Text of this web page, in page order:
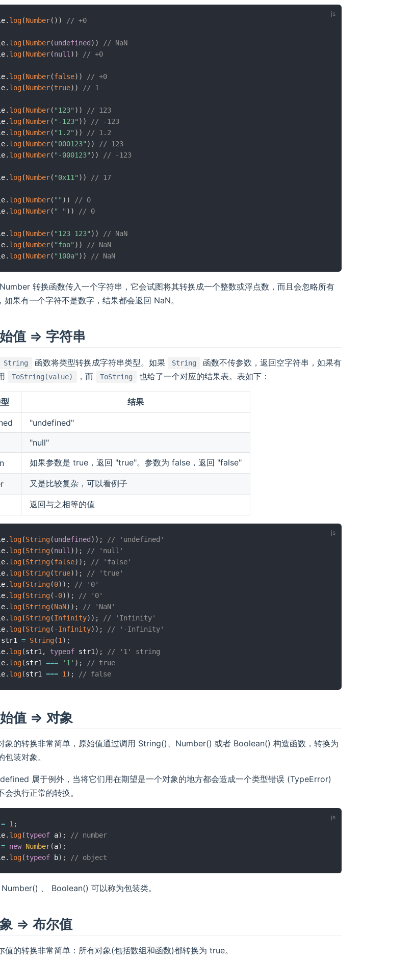
. log(Number( ) ) // +0
. log(Number(undefined ) )
// NaN
. log(Number(null ) ) // +0
. log(Number(false) )
// +0
. log(Number(true) ) // 1
. log(Number( "123" ) )
// 123
. log(Number( "-123" ) )
// -123
. log(Number( "1.2" ) )
// 1.2
. log(Number( "000123" ) )
// 123
. log(Number( "-000123" ) ) // -123
. log(Number( "0x11" ) ) // 17
. log(Number( "" ) )
// 0
. log(Number( " " ) ) // 0
. log(Number( "123 123" ) )
// NaN
. log(Number( "foo" ) )
// NaN
. log(Number( "100a" ) ) // NaN
转换函数传入一个字符串，它会试图将其转换成一个整数或浮点数，而且会忽略所有
如果有一个字符不是数字，结果都会返回 NaN。
值 => 字符串
String 函数将类型转换成字符串类型。如果 String
函数不传参数，返回空字符串，如果有
ToString(value) ，而 ToString 也给了一个对应的结果表。表如下：
结果
"undefined"
"null"
如果参数是 true，返回 "true"。参数为 false，返回 "false"
又是比较复杂，可以看例子
返回与之相等的值
. log(String(undefined ) ) ;
// 'undefined'
. log(String(null ) ) ;
// 'null'
. log(String(false) ) ;
// 'false'
. log(String(true) ) ;
// 'true'
. log(String(0) ) ;
// '0'
. log(String( -0) ) ;
// '0'
. log(String(NaN) ) ;
// 'NaN'
. log(String(Infinity) ) ;
// 'Infinity'
. log(String( -Infinity) ) ;
// '-Infinity'
str1 = String(1 ) ;
. log(str1 , typeof str1 ) ;
// '1' string
. log(str1 === '1' ) ;
// true
. log(str1 === 1 ) ; // false
值 => 对象
象的转换非常简单，原始值通过调用 String()、Number() 或者 Boolean() 构造函数，转换为
包装对象。
属于例外，当将它们用在期望是一个对象的地方都会造成一个类型错误 (TypeError)
会执行正常的转换。
= 1;
. log(typeof a) ;
// number
= new Number(a) ;
. log(typeof b) ; // object
、 Boolean() 可以称为包装类。
=> 布尔值
值的转换非常简单：所有对象(包括数组和函数)都转换为 true。